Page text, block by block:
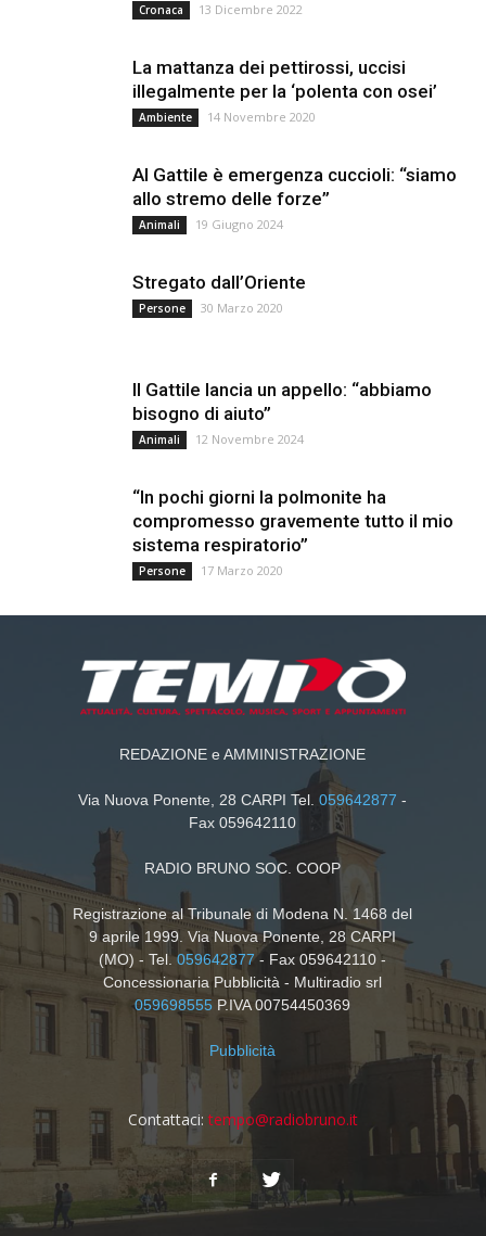
Cronaca 13 Dicembre 2022
La mattanza dei pettirossi, uccisi
illegalmente per la ‘polenta con osei’
Ambiente 14 Novembre 2020
Al Gattile è emergenza cuccioli: “siamo
allo stremo delle forze”
Animali 19 Giugno 2024
Stregato dall’Oriente
Persone 30 Marzo 2020
Il Gattile lancia un appello: “abbiamo
bisogno di aiuto”
Animali 12 Novembre 2024
“In pochi giorni la polmonite ha
compromesso gravemente tutto il mio
sistema respiratorio”
Persone 17 Marzo 2020
REDAZIONE e AMMINISTRAZIONE
Via Nuova Ponente, 28 CARPI Tel.059642877 -
Fax 059642110
RADIO BRUNO SOC. COOP
Registrazione al Tribunale di Modena N. 1468 del
9 aprile 1999. Via Nuova Ponente, 28 CARPI
(MO) - Tel.059642877- Fax 059642110 -
Concessionaria Pubblicità - Multiradio srl
059698555 P.IVA 00754450369
Pubblicità
Contattaci: tempo@radiobruno.it